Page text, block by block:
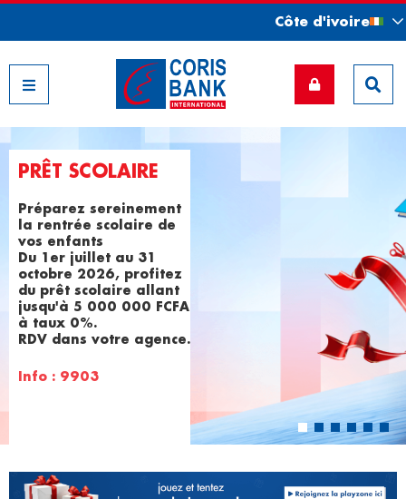
Nos filiales
Côte d'ivoire
PRÊT SCOLAIRE
Préparez sereinement
la rentrée scolaire de
vos enfants
Du 1er juillet au 31
octobre 2026, profitez
du prêt scolaire allant
jusqu'à 5 000 000 FCFA
à taux 0%.
RDV dans votre agence.
Info : 9903